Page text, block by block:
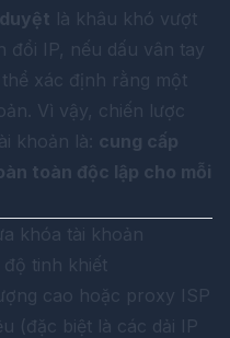
là khâu khó vượt
đổi IP, nếu dấu vân tay
xác định rằng một
Vì vậy, chiến lược
khoản là: cung cấp
toàn độc lập cho mỗi
khóa tài khoản
độ tinh khiết
cao hoặc proxy ISP
(đặc biệt là các dải IP